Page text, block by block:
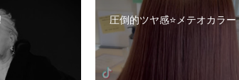
圧倒的ツヤ感⭐️メテオカラー